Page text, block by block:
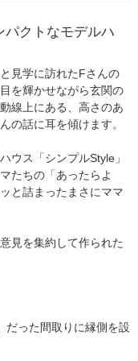
パクトなモデルハ
見学に訪れたFさんの
を輝かせながら玄関の
線上にある、高さのあ
の話に耳を傾けます。
ウス「シンプルStyle」
たちの「あったらよ
と詰まったまさにママ
見を集約して作られた
だった間取りに縁側を設